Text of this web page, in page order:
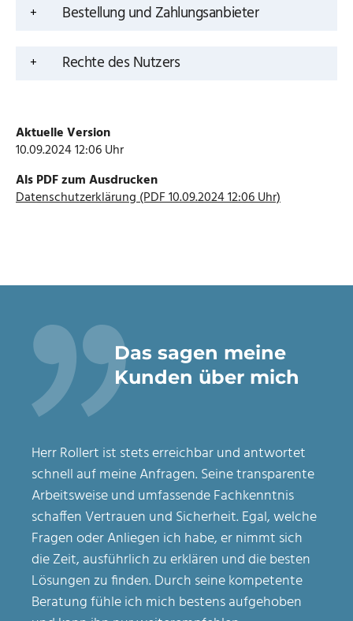
Bestellung und Zahlungsanbieter
Rechte des Nutzers
Aktuelle Version
10.09.2024 12:06 Uhr
Als PDF zum Ausdrucken
Datenschutzerklärung (PDF 10.09.2024 12:06 Uhr)
Das sagen meine
Kunden über mich
Herr Rollert ist stets erreichbar und antwortet
schnell auf meine Anfragen. Seine transparente
Arbeitsweise und umfassende Fachkenntnis
schaffen Vertrauen und Sicherheit. Egal, welche
Fragen oder Anliegen ich habe, er nimmt sich
die Zeit, ausführlich zu erklären und die besten
Lösungen zu finden. Durch seine kompetente
Beratung fühle ich mich bestens aufgehoben